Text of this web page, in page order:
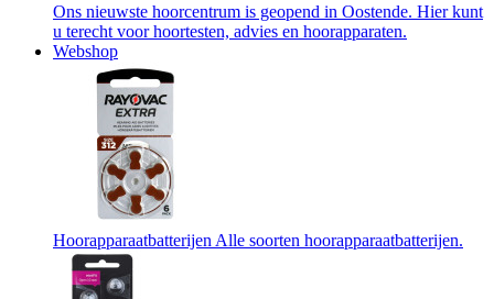
Ons nieuwste hoorcentrum is geopend in Oostende. Hier kunt
u terecht voor hoortesten, advies en hoorapparaten.
Webshop
Hoorapparaatbatterijen Alle soorten hoorapparaatbatterijen.